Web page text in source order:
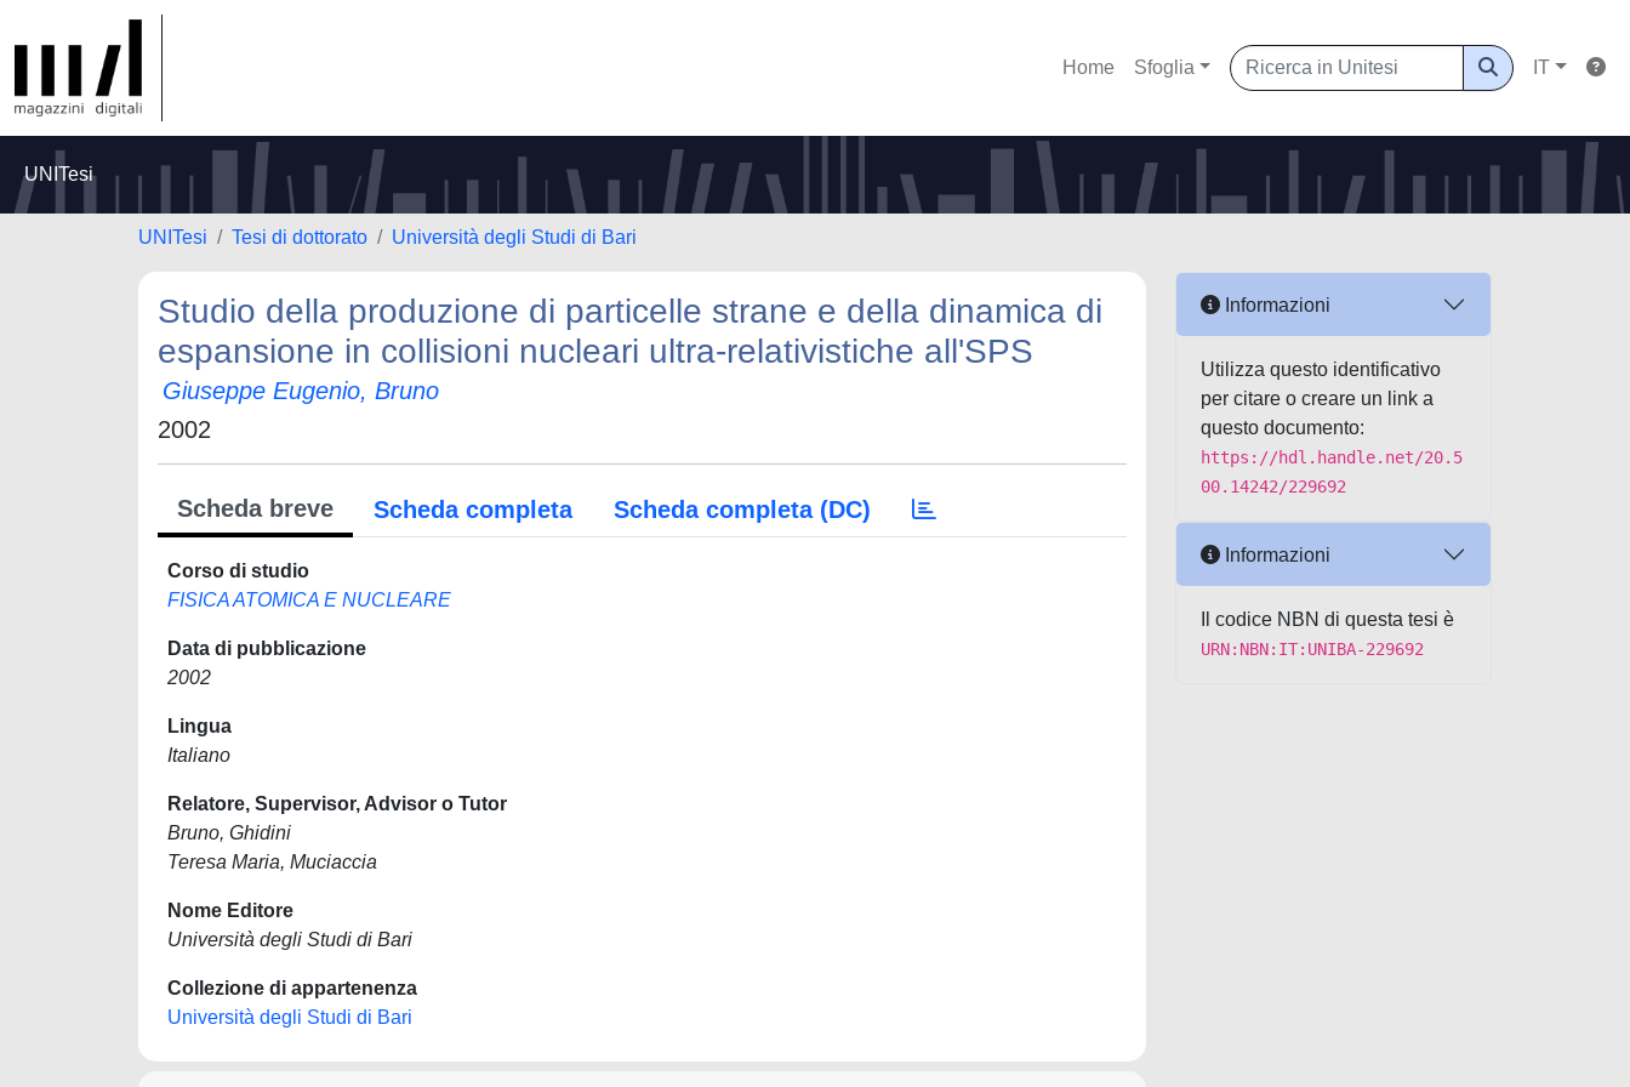
Home Sfoglia IT
UNITesi
UNITesi Tesi di dottorato Università degli Studi di Bari
Studio della produzione di particelle strane e della dinamica di
espansione in collisioni nucleari ultra-relativistiche all'SPS
Giuseppe Eugenio, Bruno
2002
Scheda breve Scheda completa Scheda completa (DC)
Corso di studio
FISICA ATOMICA E NUCLEARE
Data di pubblicazione
2002
Lingua
Italiano
Relatore, Supervisor, Advisor o Tutor
Bruno, Ghidini
Teresa Maria, Muciaccia
Nome Editore
Università degli Studi di Bari
Collezione di appartenenza
Università degli Studi di Bari
Informazioni
Utilizza questo identificativo
per citare o creare un link a
questo documento:
https://hdl.handle.net/20.5
00.14242/229692
Informazioni
Il codice NBN di questa tesi è
URN:NBN:IT:UNIBA-229692